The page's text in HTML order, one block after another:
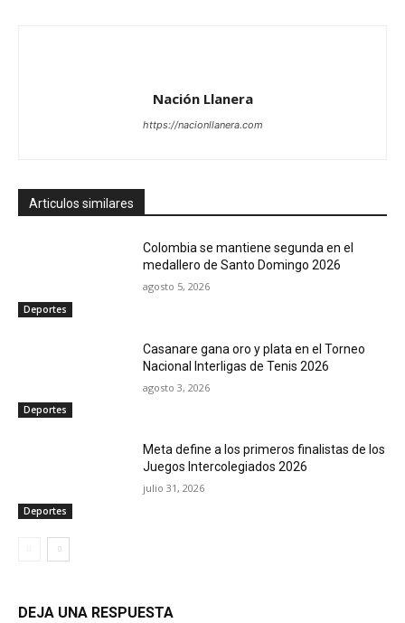
Nación Llanera
https://nacionllanera.com
Articulos similares
Deportes
Colombia se mantiene segunda en el
medallero de Santo Domingo 2026
agosto 5, 2026
Deportes
Casanare gana oro y plata en el Torneo
Nacional Interligas de Tenis 2026
agosto 3, 2026
Deportes
Meta define a los primeros finalistas de los
Juegos Intercolegiados 2026
julio 31, 2026
DEJA UNA RESPUESTA